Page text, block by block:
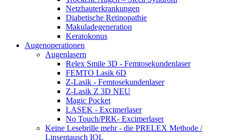
Netzhauterkrankungen
Diabetische Retinopathie
Makuladegeneration
Keratokonus
Augenoperationen
Augenlasern
Relex Smile 3D - Femtosekundenlaser
FEMTO Lasik 6D
Z-Lasik - Femtosekundenlaser
Z-Lasik Z 3D NEU
Magic Pocket
LASEK - Excimerlaser
No Touch/PRK- Excimerlaser
Keine Lesebrille mehr - die PRELEX Methode /
Linsentausch IOL